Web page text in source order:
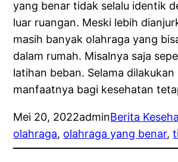
yang benar tidak selalu identik
luar ruangan. Meski lebih
masih banyak olahraga yang
dalam rumah. Misalnya saja
latihan beban. Selama
manfaatnya bagi kesehatan
Mei 20, 2022adminBerita
olahraga, olahraga yang benar,